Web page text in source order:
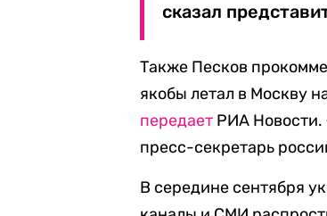
сказал
Также Песков
якобы летал в Москву
передает РИА Новости.
пресс-секретарь
В середине сентября